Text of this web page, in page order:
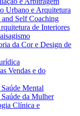
Urbano e Arquitetura
Self Coaching
de Interiores
da Cor e Design de
Vendas e do
Mental
da Mulher
Clínica e